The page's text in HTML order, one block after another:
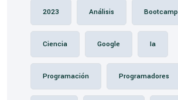
2023 Análisis Bootcamp
Ciencia Google Ia
Programación Programadores